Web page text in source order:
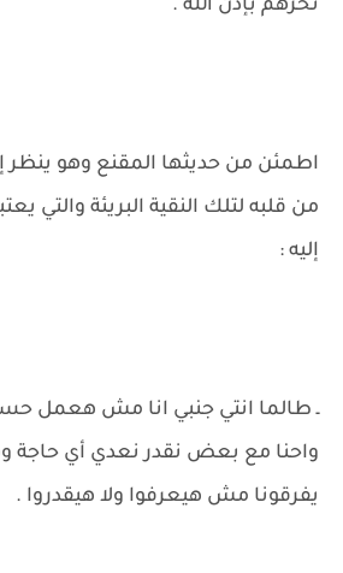
نحرهم بإذن الله .
اطمئن من حديثها المقنع وهو ينظر
من قلبه لتلك النقية البريئة والتي
إليه :
ـ طالما انتي جنبي انا مش هعمل
واحنا مع بعض نقدر نعدي أي حاجة
يفرقونا مش هيعرفوا ولا هيقدروا .